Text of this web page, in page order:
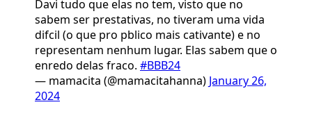
Davi tudo que elas no tem, visto que no
sabem ser prestativas, no tiveram uma vida
difcil (o que pro pblico mais cativante) e no
representam nenhum lugar. Elas sabem que o
enredo delas fraco. #BBB24
— mamacita (@mamacitahanna) January 26,
2024